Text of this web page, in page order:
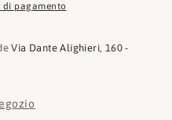
pagamento
Via Dante Alighieri, 160 -